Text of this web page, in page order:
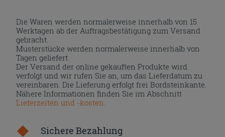
Die Waren werden normalerweise innerhalb von 15
Werktagen ab der Auftragsbestätigung zum Versand
gebracht.
Musterstücke werden normalerweise innerhalb von
Tagen geliefert.
Der Versand der online gekauften Produkte wird
verfolgt und wir rufen Sie an, um das Lieferdatum zu
vereinbaren. Die Lieferung erfolgt frei Bordsteinkante.
Nähere Informationen finden Sie im Abschnitt
Lieferzeiten und -kosten
Sichere Bezahlung